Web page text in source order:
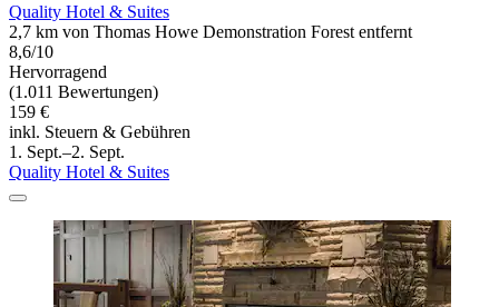
Quality Hotel & Suites
2,7 km von Thomas Howe Demonstration Forest entfernt
8,6/10
Hervorragend
(1.011 Bewertungen)
159 €
inkl. Steuern & Gebühren
1. Sept.–2. Sept.
Quality Hotel & Suites